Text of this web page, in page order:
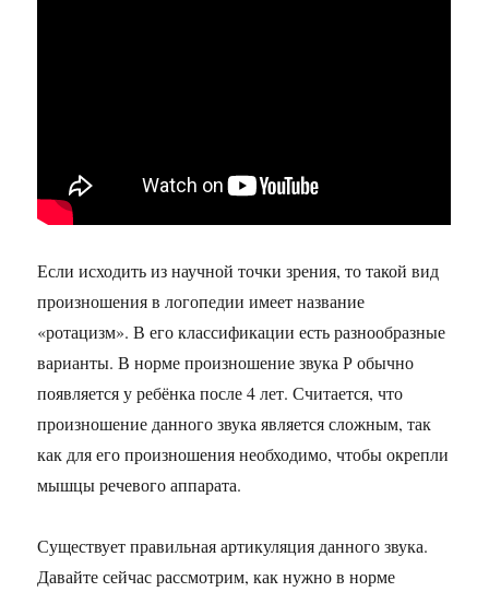
Если исходить из научной точки зрения, то такой вид
произношения в логопедии имеет название
«ротацизм». В его классификации есть разнообразные
варианты. В норме произношение звука Р обычно
появляется у ребёнка после 4 лет. Считается, что
произношение данного звука является сложным, так
как для его произношения необходимо, чтобы окрепли
мышцы речевого аппарата.
Существует правильная артикуляция данного звука.
Давайте сейчас рассмотрим, как нужно в норме